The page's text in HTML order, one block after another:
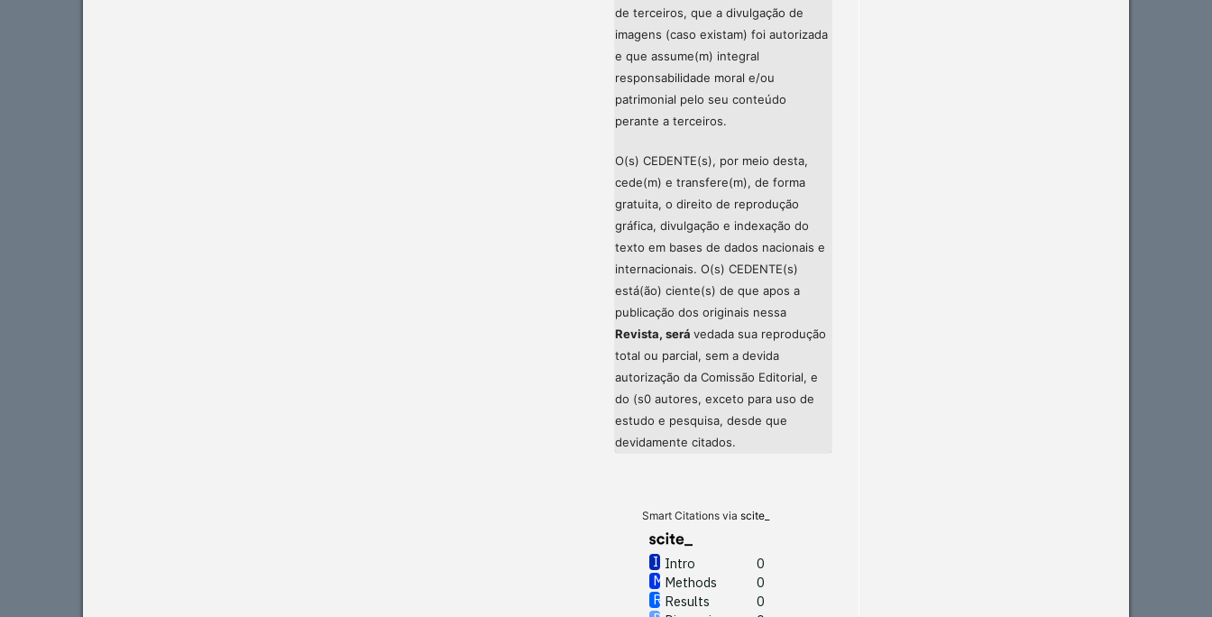
de terceiros, que a divulgação de
imagens (caso existam) foi autorizada
e que assume(m) integral
responsabilidade moral e/ou
patrimonial pelo seu conteúdo
perante a terceiros.
O(s) CEDENTE(s), por meio desta,
cede(m) e transfere(m), de forma
gratuita, o direito de reprodução
gráfica, divulgação e indexação do
texto em bases de dados nacionais e
internacionais. O(s) CEDENTE(s)
está(ão) ciente(s) de que apos a
publicação dos originais nessa
Revista, será vedada sua reprodução
total ou parcial, sem a devida
autorização da Comissão Editorial, e
do (s0 autores, exceto para uso de
estudo e pesquisa, desde que
devidamente citados.
Smart Citations via scite_
Intro
0
Methods
0
Results
0
Methods